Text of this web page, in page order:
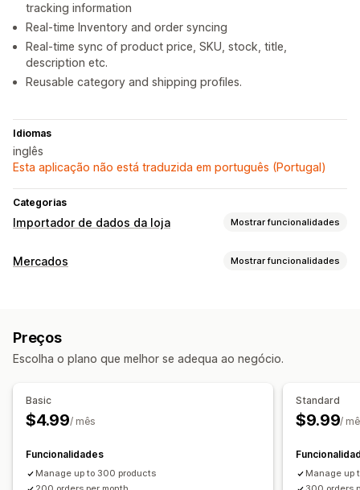
tracking information
Real-time Inventory and order syncing
Real-time sync of product price, SKU, stock, title,
description etc.
Reusable category and shipping profiles.
Idiomas
inglês
Esta aplicação não está traduzida em português (Portugal)
Categorias
Importador de dados da loja Mostrar funcionalidades
Sincronização de dados
Sincronização em tempo real
Exportação em lote
Atualizações em lote
Produtos
Mercados Mostrar funcionalidades
Sincronização de produtos
Oferta de sincronização Carregamento em lote
Gestão de encomendas
Sincronização de rastreio
Sincronização de inventário
Preços
Escolha o plano que melhor se adequa ao negócio.
Basic
$4.99/ mês
Funcionalidades
Manage up to 300 products
Standard
$9.99/
Manage up